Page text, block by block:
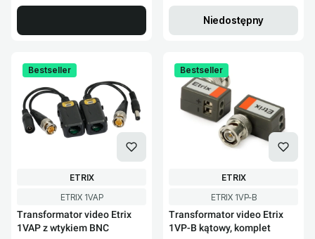
Niedostępny
Bestseller
Kod produktu
ETRIX 1VAP
Transformator video Etrix
1VAP z wtykiem BNC
PRODUCENT
ETRIX
Bestseller
Kod produktu
ETRIX 1VP-B
Transformator video Etrix
1VP-B kątowy, komplet
PRODUCENT
ETRIX